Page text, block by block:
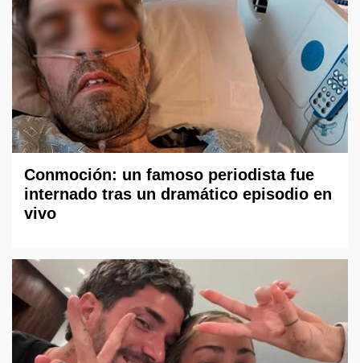
Conmoción: un famoso periodista fue
internado tras un dramático episodio en
vivo